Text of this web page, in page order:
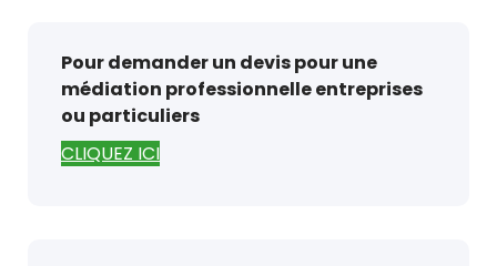
Pour demander un devis pour une
médiation professionnelle entreprises
ou particuliers
CLIQUEZ ICI